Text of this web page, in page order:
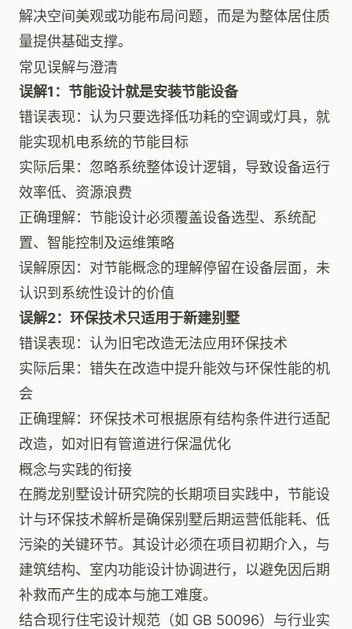
解决空间美观或功能布局问题，而是为整体居住质
量提供基础支撑。
常见误解与澄清
误解1：节能设计就是安装节能设备
错误表现：认为只要选择低功耗的空调或灯具，就
能实现机电系统的节能目标
实际后果：忽略系统整体设计逻辑，导致设备运行
效率低、资源浪费
正确理解：节能设计必须覆盖设备选型、系统配
置、智能控制及运维策略
误解原因：对节能概念的理解停留在设备层面，未
认识到系统性设计的价值
误解2：环保技术只适用于新建别墅
错误表现：认为旧宅改造无法应用环保技术
实际后果：错失在改造中提升能效与环保性能的机
会
正确理解：环保技术可根据原有结构条件进行适配
改造，如对旧有管道进行保温优化
概念与实践的衔接
在腾龙别墅设计研究院的长期项目实践中，节能设
计与环保技术解析是确保别墅后期运营低能耗、低
污染的关键环节。其设计必须在项目初期介入，与
建筑结构、室内功能设计协调进行，以避免因后期
补救而产生的成本与施工难度。
结合现行住宅设计规范（如 GB 50096）与行业实